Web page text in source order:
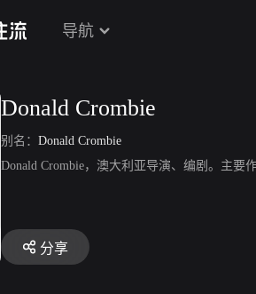
导航
Donald Crombie
别名： Donald Crombie
Donald Crombie，澳大利亚导演、编剧。主
分享